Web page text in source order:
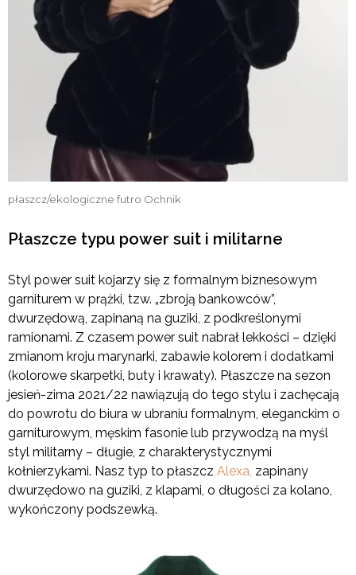
płaszcz/ekologiczne futro Ochnik
Płaszcze typu power suit i militarne
Styl power suit kojarzy się z formalnym biznesowym
garniturem w prążki, tzw. „zbroją bankowców”,
dwurzędową, zapinaną na guziki, z podkreślonymi
ramionami. Z czasem power suit nabrał lekkości – dzięki
zmianom kroju marynarki, zabawie kolorem i dodatkami
(kolorowe skarpetki, buty i krawaty). Płaszcze na sezon
jesień-zima 2021/22 nawiązują do tego stylu i zachęcają
do powrotu do biura w ubraniu formalnym, eleganckim o
garniturowym, męskim fasonie lub przywodzą na myśl
styl militarny – długie, z charakterystycznymi
kołnierzykami. Nasz typ to płaszcz Alexa, zapinany
dwurzędowo na guziki, z klapami, o długości za kolano,
wykończony podszewką.